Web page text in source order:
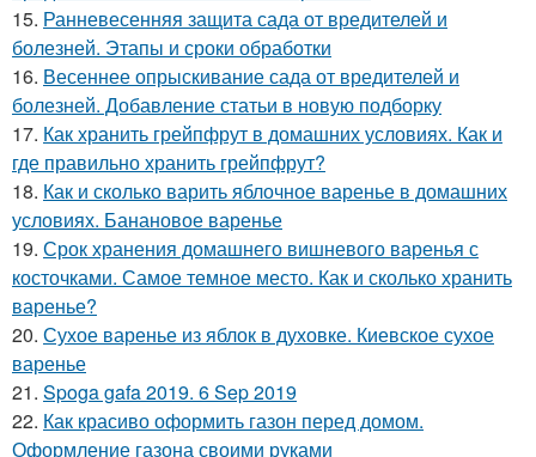
15. Ранневесенняя защита сада от вредителей и
болезней. Этапы и сроки обработки
16. Весеннее опрыскивание сада от вредителей и
болезней. Добавление статьи в новую подборку
17. Как хранить грейпфрут в домашних условиях. Как и
где правильно хранить грейпфрут?
18. Как и сколько варить яблочное варенье в домашних
условиях. Банановое варенье
19. Срок хранения домашнего вишневого варенья с
косточками. Самое темное место. Как и сколько хранить
варенье?
20. Сухое варенье из яблок в духовке. Киевское сухое
варенье
21. Spoga gafa 2019. 6 Sep 2019
22. Как красиво оформить газон перед домом.
Оформление газона своими руками